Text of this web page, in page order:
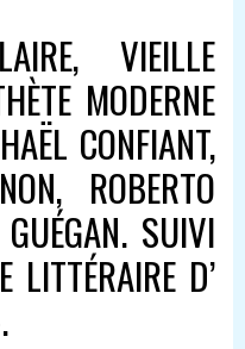
VIEILLE
MODERNE
CONFIANT,
ROBERTO
SUIVI
LITTÉRAIRE D’